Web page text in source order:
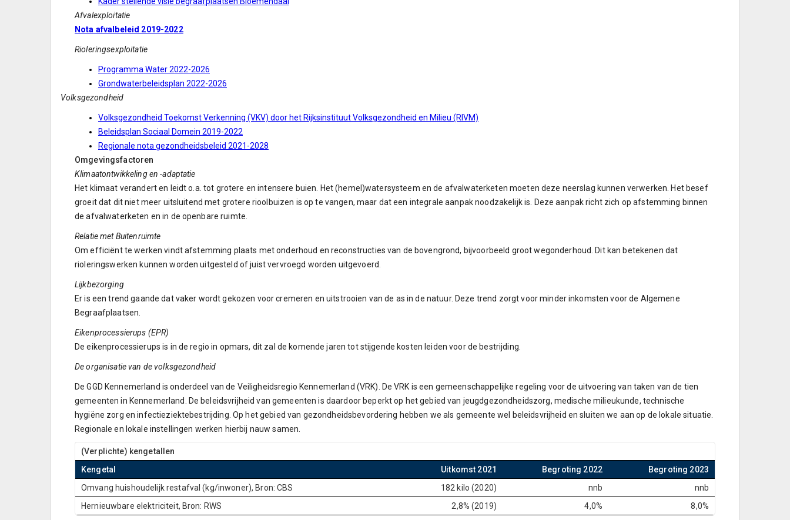
Afvalexploitatie
Nota afvalbeleid 2019-2022
Rioleringsexploitatie
Programma Water 2022-2026
Grondwaterbeleidsplan 2022-2026
Volksgezondheid
Volksgezondheid Toekomst Verkenning (VKV) door het Rijksinstituut Volksgezondheid en Milieu (RIVM)
Beleidsplan Sociaal Domein 2019-2022
Regionale nota gezondheidsbeleid 2021-2028
Omgevingsfactoren
Klimaatontwikkeling en -adaptatie
Het klimaat verandert en leidt o.a. tot grotere en intensere buien. Het (hemel)watersysteem en de afvalwaterketen moeten deze neerslag kunnen verwerken. Het besef
groeit dat dit niet meer uitsluitend met grotere rioolbuizen is op te vangen, maar dat een integrale aanpak noodzakelijk is. Deze aanpak richt zich op afstemming binnen
de afvalwaterketen en in de openbare ruimte.
Relatie met Buitenruimte
Om efficiënt te werken vindt afstemming plaats met onderhoud en reconstructies van de bovengrond, bijvoorbeeld groot wegonderhoud. Dit kan betekenen dat
rioleringswerken kunnen worden uitgesteld of juist vervroegd worden uitgevoerd.
Lijkbezorging
Er is een trend gaande dat vaker wordt gekozen voor cremeren en uitstrooien van de as in de natuur. Deze trend zorgt voor minder inkomsten voor de Algemene
Begraafplaatsen.
Eikenprocessierups (EPR)
De eikenprocessierups is in de regio in opmars, dit zal de komende jaren tot stijgende kosten leiden voor de bestrijding.
De organisatie van de volksgezondheid
De GGD Kennemerland is onderdeel van de Veiligheidsregio Kennemerland (VRK). De VRK is een gemeenschappelijke regeling voor de uitvoering van taken van de tien
gemeenten in Kennemerland. De beleidsvrijheid van gemeenten is daardoor beperkt op het gebied van jeugdgezondheidszorg, medische milieukunde, technische
hygiëne zorg en infectieziektebestrijding. Op het gebied van gezondheidsbevordering hebben we als gemeente wel beleidsvrijheid en sluiten we aan op de lokale situatie.
Regionale en lokale instellingen werken hierbij nauw samen.
(Verplichte) kengetallen
Kengetal
Uitkomst 2021 Begroting 2022
Begroting 2023
Omvang huishoudelijk restafval (kg/inwoner), Bron: CBS
182 kilo (2020) nnb
nnb
Hernieuwbare elektriciteit, Bron: RWS
2,8% (2019) 4,0% 8,0%